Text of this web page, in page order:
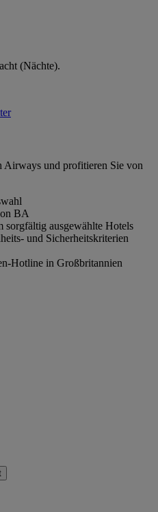
(Nächte).
und profitieren Sie von
BA
sorgfältig ausgewählte Hotels
und Sicherheitskriterien
Hotline in Großbritannien